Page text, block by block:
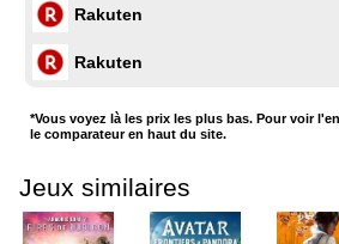
Rakuten
Rakuten
*Vous voyez là les prix les plus bas. Pour voir
le comparateur en haut du site.
Jeux similaires